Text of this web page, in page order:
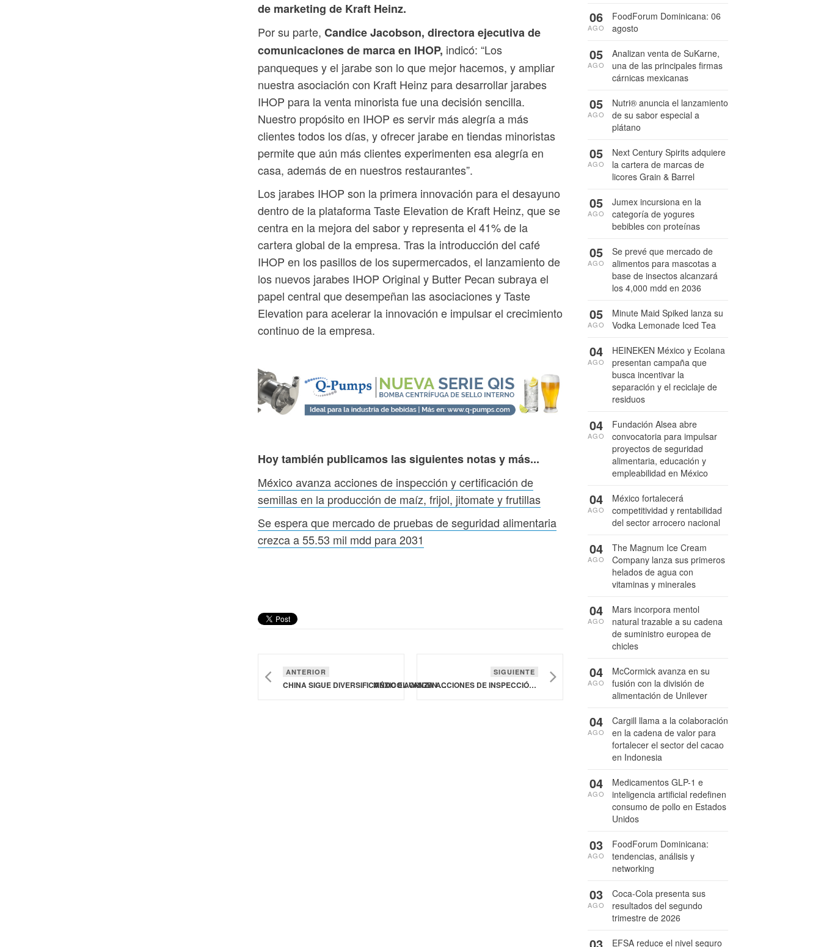
de marketing de Kraft Heinz.
Por su parte, Candice Jacobson, directora ejecutiva de
comunicaciones de marca en IHOP, indicó: “Los
panqueques y el jarabe son lo que mejor hacemos, y ampliar
nuestra asociación con Kraft Heinz para desarrollar jarabes
IHOP para la venta minorista fue una decisión sencilla.
Nuestro propósito en IHOP es servir más alegría a más
clientes todos los días, y ofrecer jarabe en tiendas minoristas
permite que aún más clientes experimenten esa alegría en
casa, además de en nuestros restaurantes”.
Los jarabes IHOP son la primera innovación para el desayuno
dentro de la plataforma Taste Elevation de Kraft Heinz, que se
centra en la mejora del sabor y representa el 41% de la
cartera global de la empresa. Tras la introducción del café
IHOP en los pasillos de los supermercados, el lanzamiento de
los nuevos jarabes IHOP Original y Butter Pecan subraya el
papel central que desempeñan las asociaciones y Taste
Elevation para acelerar la innovación e impulsar el crecimiento
continuo de la empresa.
Hoy también publicamos las siguientes notas y más...
México avanza acciones de inspección y certificación de
semillas en la producción de maíz, frijol, jitomate y frutillas
Se espera que mercado de pruebas de seguridad alimentaria
crezca a 55.53 mil mdd para 2031
ANTERIOR
CHINA SIGUE DIVERSIFICANDO EL ORIGEN DE SUS IMPORTACIONES CÁRNICAS
SIGUIENTE
MÉXICO AVANZA ACCIONES DE INSPECCIÓN Y CERTIFICACIÓN DE SEMILLAS EN LA PRODUCCIÓN DE MAÍZ, FRIJOL, JITOMATE Y FRUTILLAS
FoodForum Dominicana: 06
agosto
06
AGO
Analizan venta de SuKarne,
una de las principales firmas
cárnicas mexicanas
05
AGO
Nutri® anuncia el lanzamiento
de su sabor especial a
plátano
05
AGO
Next Century Spirits adquiere
la cartera de marcas de
licores Grain & Barrel
05
AGO
Jumex incursiona en la
categoría de yogures
bebibles con proteínas
05
AGO
Se prevé que mercado de
alimentos para mascotas a
base de insectos alcanzará
los 4,000 mdd en 2036
05
AGO
Minute Maid Spiked lanza su
Vodka Lemonade Iced Tea
05
AGO
HEINEKEN México y Ecolana
presentan campaña que
busca incentivar la
separación y el reciclaje de
residuos
04
AGO
Fundación Alsea abre
convocatoria para impulsar
proyectos de seguridad
alimentaria, educación y
empleabilidad en México
04
AGO
México fortalecerá
competitividad y rentabilidad
del sector arrocero nacional
04
AGO
The Magnum Ice Cream
Company lanza sus primeros
helados de agua con
vitaminas y minerales
04
AGO
Mars incorpora mentol
natural trazable a su cadena
de suministro europea de
chicles
04
AGO
McCormick avanza en su
fusión con la división de
alimentación de Unilever
04
AGO
Cargill llama a la colaboración
en la cadena de valor para
fortalecer el sector del cacao
en Indonesia
04
AGO
Medicamentos GLP-1 e
inteligencia artificial redefinen
consumo de pollo en Estados
Unidos
04
AGO
FoodForum Dominicana:
tendencias, análisis y
networking
03
AGO
Coca-Cola presenta sus
resultados del segundo
trimestre de 2026
03
AGO
EFSA reduce el nivel seguro